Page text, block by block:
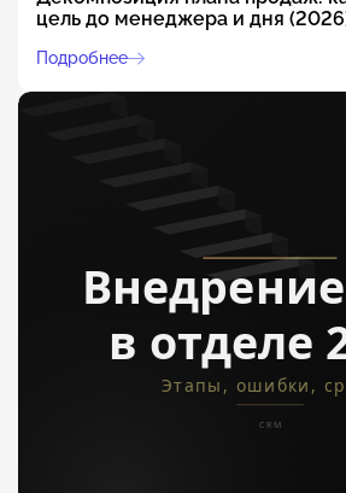
цель до менеджера и дня
Подробнее